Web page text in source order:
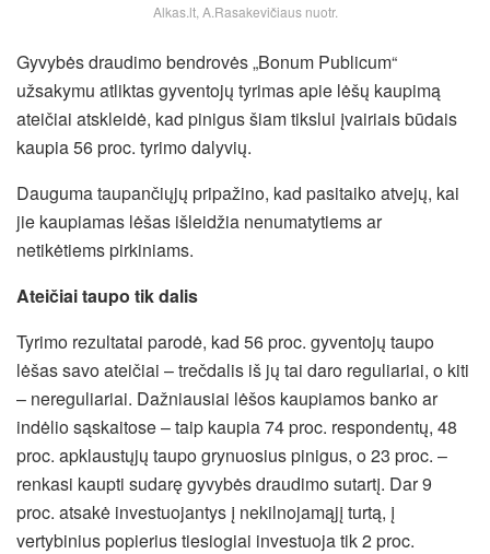
Alkas.lt, A.Rasakevičiaus nuotr.
Gyvybės draudimo bendrovės „Bonum Publicum“
užsakymu atliktas gyventojų tyrimas apie lėšų kaupimą
ateičiai atskleidė, kad pinigus šiam tikslui įvairiais būdais
kaupia 56 proc. tyrimo dalyvių.
Dauguma taupančiųjų pripažino, kad pasitaiko atvejų, kai
jie kaupiamas lėšas išleidžia nenumatytiems ar
netikėtiems pirkiniams.
Ateičiai taupo tik dalis
Tyrimo rezultatai parodė, kad 56 proc. gyventojų taupo
lėšas savo ateičiai – trečdalis iš jų tai daro reguliariai, o kiti
– nereguliariai. Dažniausiai lėšos kaupiamos banko ar
indėlio sąskaitose – taip kaupia 74 proc. respondentų, 48
proc. apklaustųjų taupo grynuosius pinigus, o 23 proc. –
renkasi kaupti sudarę gyvybės draudimo sutartį. Dar 9
proc. atsakė investuojantys į nekilnojamąjį turtą, į
vertybinius popierius tiesiogiai investuoja tik 2 proc.